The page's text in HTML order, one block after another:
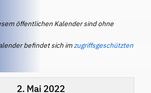
öffentlichen Kalender sind ohne
befindet sich imzugriffsgeschützten
2. Mai 2022